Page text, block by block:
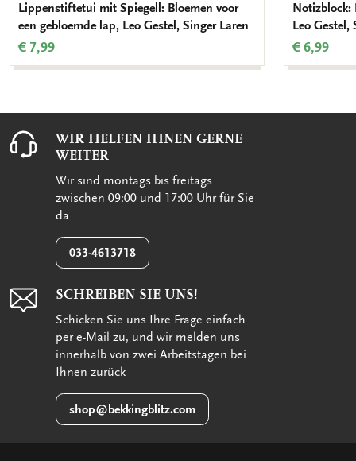
Lippenstiftetui mit Spiegell: Bloemen voor
een gebloemde lap, Leo Gestel, Singer Laren
€ 7,99
Notizblock:
Leo Gestel,
€ 6,99
WIR HELFEN IHNEN GERNE
WEITER
Wir sind montags bis freitags
zwischen 09:00 und 17:00 Uhr für Sie
da
033-4613718
SCHREIBEN SIE UNS!
Schicken Sie uns Ihre Frage einfach
per e-Mail zu, und wir melden uns
innerhalb von zwei Arbeitstagen bei
Ihnen zurück
shop@bekkingblitz.com